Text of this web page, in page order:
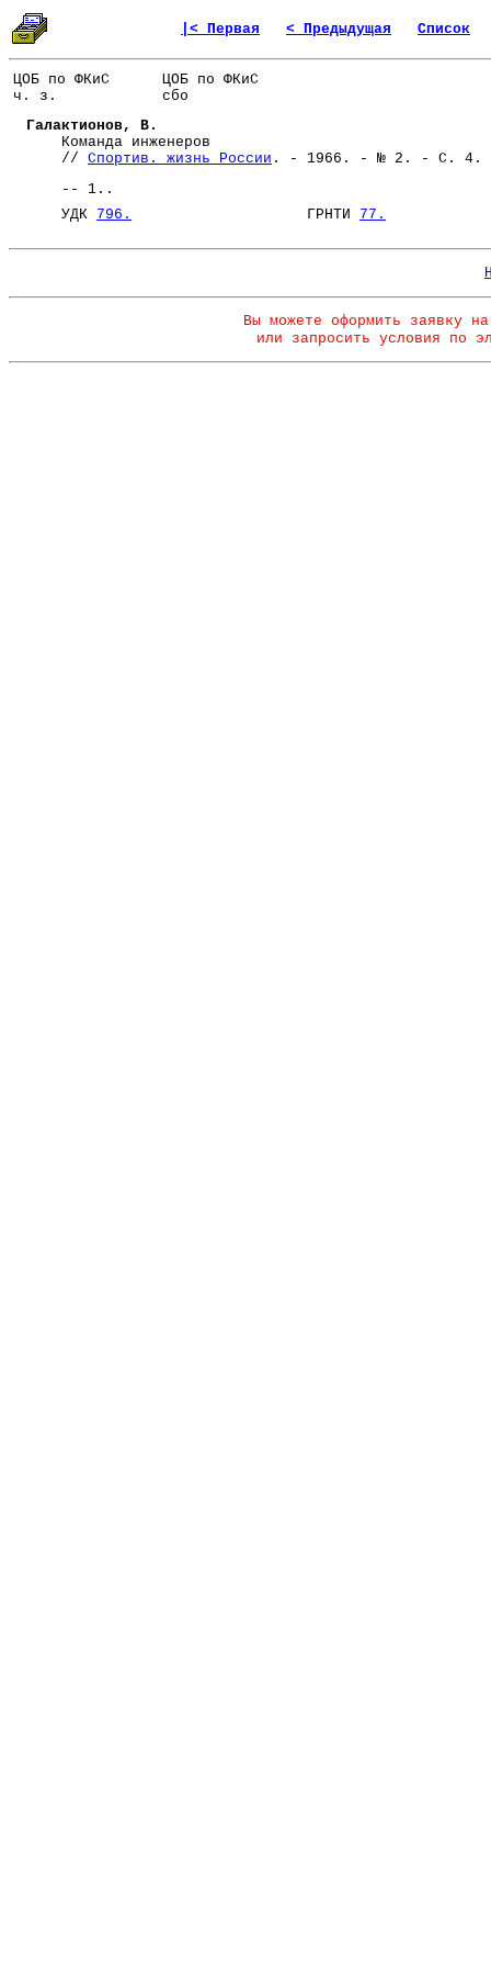
|< Первая < Предыдущая Список
ЦОБ по ФКиС
ч. з.
ЦОБ по ФКиС
сбо
Галактионов, В.
Команда инженеров
// Спортив. жизнь России . - 1966. - № 2. - С. 4.
-- 1..
УДК 796. ГРНТИ 77.
Вы можете оформить заявку
или запросить условия по